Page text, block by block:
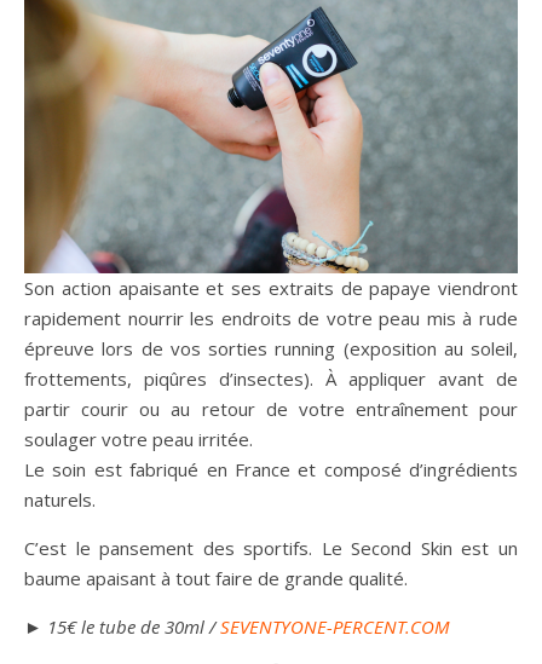
Son action apaisante et ses extraits de papaye viendront
rapidement nourrir les endroits de votre peau mis à rude
épreuve lors de vos sorties running (exposition au soleil,
frottements, piqûres d’insectes). À appliquer avant de
partir courir ou au retour de votre entraînement pour
soulager votre peau irritée.
Le soin est fabriqué en France et composé d’ingrédients
naturels.
C’est le pansement des sportifs. Le Second Skin est un
baume apaisant à tout faire de grande qualité.
► 15€ le tube de 30ml /SEVENTYONE-PERCENT.COM